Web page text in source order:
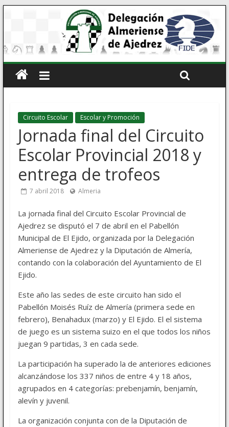
Circuito Escolar Escolar y Promoción
Jornada final del Circuito
Escolar Provincial 2018 y
entrega de trofeos
7 abril 2018 Almeria
La jornada final del Circuito Escolar Provincial de
Ajedrez se disputó el 7 de abril en el Pabellón
Municipal de El Ejido, organizada por la Delegación
Almeriense de Ajedrez y la Diputación de Almería,
contando con la colaboración del Ayuntamiento de El
Ejido.
Este año las sedes de este circuito han sido el
Pabellón Moisés Ruíz de Almería (primera sede en
febrero), Benahadux (marzo) y El Ejido. El el sistema
de juego es un sistema suizo en el que todos los niños
juegan 9 partidas, 3 en cada sede.
La participación ha superado la de anteriores ediciones
alcanzándose los 337 niños de entre 4 y 18 años,
agrupados en 4 categorías: prebenjamín, benjamín,
alevín y juvenil.
La organización conjunta con de la Diputación de